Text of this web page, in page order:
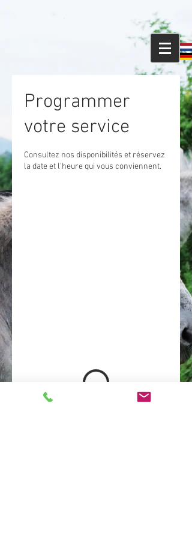
Programmer
votre service
Consultez nos disponibilités et réservez
la date et l'heure qui vous conviennent.